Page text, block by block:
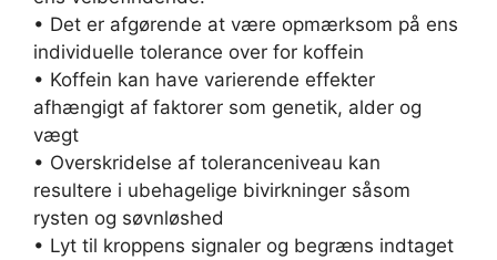
• Det er afgørende at være opmærksom på ens
individuelle tolerance over for koffein
• Koffein kan have varierende effekter
afhængigt af faktorer som genetik, alder og
vægt
• Overskridelse af toleranceniveau kan
resultere i ubehagelige bivirkninger såsom
rysten og søvnløshed
• Lyt til kroppens signaler og begræns indtaget